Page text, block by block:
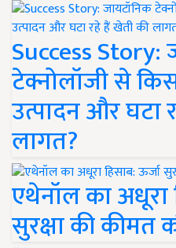
Success Story:
टेक्नोलॉजी से
उत्पादन और घटा
लागत?
एथेनॉल का अधूरा
सुरक्षा की कीमत